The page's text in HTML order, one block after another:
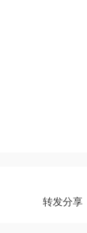
转发分享